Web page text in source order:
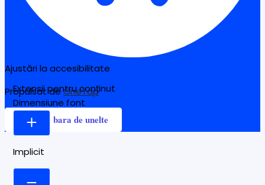
Ajustări la accesibilitate
Propulsat deOneTap
Ascunde bara de unelte
Extensii pentru conținut
Dimensiune font
Implicit